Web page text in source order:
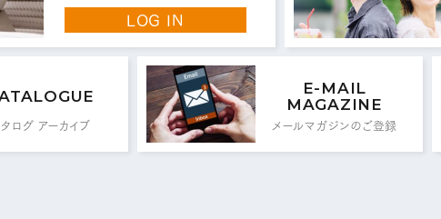
商品センター直通
TEL：0776-87-0890 FAX：0776-87-0891
LOG IN
ログ アーカイブ
E-MAIL
MAGAZINE
メールマガジンのご登録